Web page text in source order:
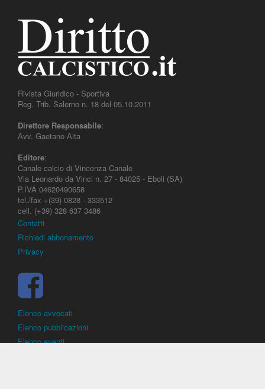
Rivista Giuridico - Sportiva
Reg. Trib. Salerno n. 18 del 05.10.2011
Direttore Responsabile:
Avv. Gaetano Aita
Editore:
Canale calcio di Vincenza Canale
Via Leonardo da Vinci n. 27 - 84025 - Eboli (SA)
P.IVA 04620490658
tel./fax +(39) 0828 - 333512
cell. (+39) 328 637 3486
Contatti
Richiedi abbonamento
Privacy
Elenco avvocati
Elenco pubblicazioni
Elenco eventi